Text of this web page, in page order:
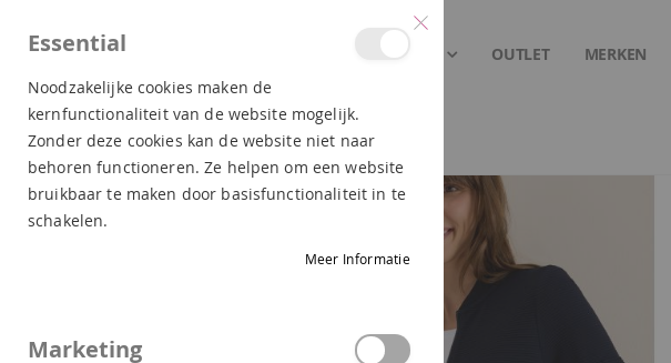
OUTLET MERKEN
CECIL BOMBERVEST DARK BLUE 324034 16831
Ga
afbeeldingen-
Essential
Noodzakelijke cookies maken de
kernfunctionaliteit van de website mogelijk.
Zonder deze cookies kan de website niet naar
behoren functioneren. Ze helpen om een website
bruikbaar te maken door basisfunctionaliteit in te
schakelen.
Meer Informatie
Marketing